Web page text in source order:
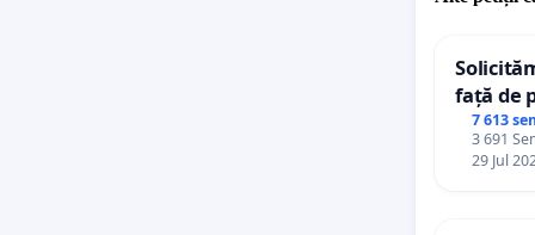
față de
7 613
3 691
29 Jul